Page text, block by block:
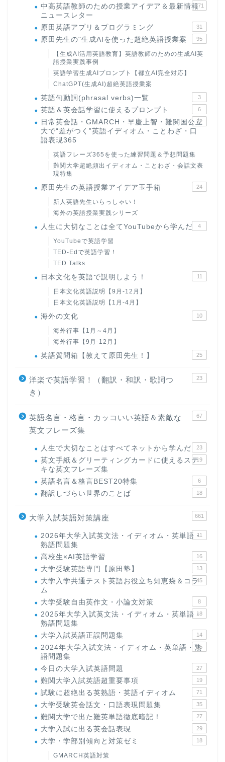
中高英語教師のための授業アイデア＆最新情報
ニュースレター
171
原田英語アプリ＆プログラミング 31
原田先生の"生成AIを使った超絶英語授業案 95
【生成AI活用英語教育】英語教師のための生成AI英
語授業実践事例
英語学習生成AIプロンプト【都立AI完全対応】
ChatGPT(生成AI)超絶英語授業案
英語句動詞(phrasal verbs)一覧 3
英語＆英会話学習に使えるプロンプト 6
日常英会話・GMARCH・早慶上智・難関国公立
大で“差がつく”英語イディオム・ことわざ・口
語表現365
22
英語フレーズ365を使った練習問題＆予想問題集
難関大学超絶頻出イディオム・ことわざ・会話文表
現特集
原田先生の英語授業アイデア玉手箱 24
新人英語先生いらっしゃい！
海外の英語授業実践シリーズ
人生に大切なことは全てYouTubeから学んだ 4
YouTubeで英語学習
TED-Edで英語学習！
TED Talks
日本文化を英語で説明しよう！ 11
日本文化英語説明【9月-12月】
日本文化英語説明【1月-4月】
海外の文化 10
海外行事【1月～4月】
海外行事【9月-12月】
英語質問箱【教えて原田先生！】 25
洋楽で英語学習！（翻訳・和訳・歌詞つ
き）
23
英語名言・格言・カッコいい英語＆素敵な
英文フレーズ集
67
人生で大切なことはすべてネットから学んだ 23
英文手紙＆グリーティングカードに使えるステ
キな英文フレーズ集
19
英語名言＆格言BEST20特集 6
翻訳しづらい世界のことば 18
大学入試英語対策講座 661
2026年大学入試英文法・イディオム・英単語・
熟語問題集
11
高校生×AI英語学習 16
大学受験英語専門【原田塾】 13
大学入学共通テスト英語お役立ち知恵袋＆コラ
ム
45
大学受験自由英作文・小論文対策 8
2025年大学入試英文法・イディオム・英単語・
熟語問題集
18
大学入試英語正誤問題集 14
2024年大学入試文法・イディオム・英単語・熟
語問題集
15
今日の大学入試英語問題 27
難関大学入試英語超重要事項 19
試験に超絶出る英熟語・英語イディオム 71
大学受験英会話文・口語表現問題集 35
難関大学で出た難英単語徹底暗記！ 27
大学入試に出る英会話表現 29
大学・学部別傾向と対策ゼミ 18
GMARCH英語対策